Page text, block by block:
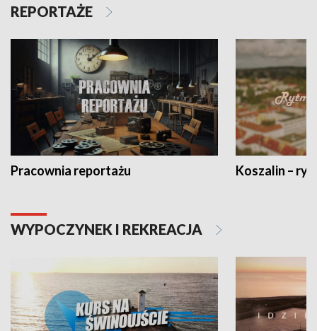
REPORTAŻE
Pracownia reportażu Koszalin –
WYPOCZYNEK I REKREACJA